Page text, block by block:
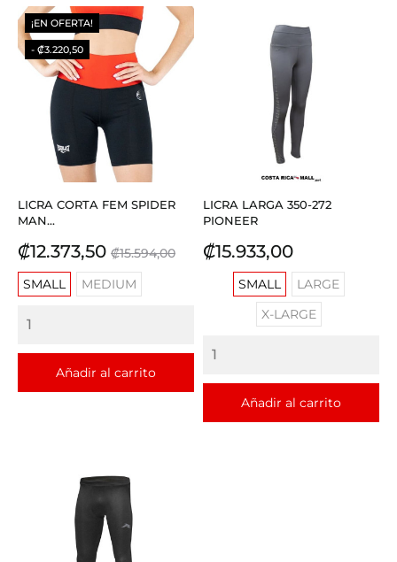
LICRA CORTA FEM SPIDER
MAN...
Precio
₡12.373,50 Precio
base
₡15.594,00
SMALL
MEDIUM
Añadir al carrito
¡EN OFERTA!
- ₡3.220,50
LICRA LARGA 350-272
PIONEER
Precio
₡15.933,00
SMALL
LARGE
X-LARGE
Añadir al carrito